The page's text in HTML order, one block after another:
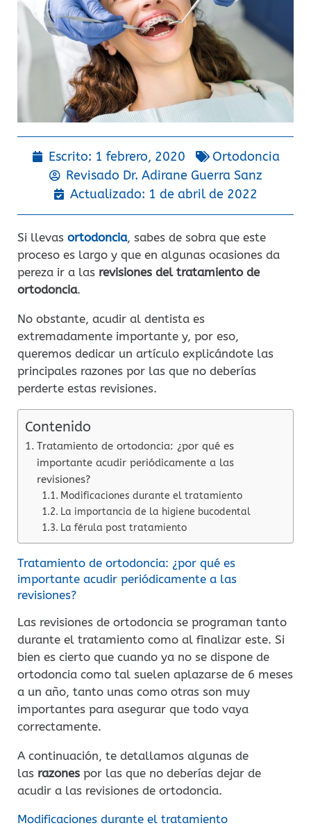
Escrito: 1 febrero, 2020
Ortodoncia
Revisado Dr. Adirane Guerra Sanz
Actualizado: 1 de abril de 2022
Si llevas ortodoncia, sabes de sobra que este
proceso es largo y que en algunas ocasiones da
pereza ir a las revisiones del tratamiento de
ortodoncia.
No obstante, acudir al dentista es
extremadamente importante y, por eso,
queremos dedicar un artículo explicándote las
principales razones por las que no deberías
perderte estas revisiones.
Contenido
Tratamiento de ortodoncia: ¿por qué es
importante acudir periódicamente a las
revisiones?
Modificaciones durante el tratamiento
La importancia de la higiene bucodental
La férula post tratamiento
Tratamiento de ortodoncia: ¿por qué es
importante acudir periódicamente a las
revisiones?
Las revisiones de ortodoncia se programan tanto
durante el tratamiento como al finalizar este. Si
bien es cierto que cuando ya no se dispone de
ortodoncia como tal suelen aplazarse de 6 meses
a un año, tanto unas como otras son muy
importantes para asegurar que todo vaya
correctamente.
A continuación, te detallamos algunas de
las razones por las que no deberías dejar de
acudir a las revisiones de ortodoncia.
Modificaciones durante el tratamiento